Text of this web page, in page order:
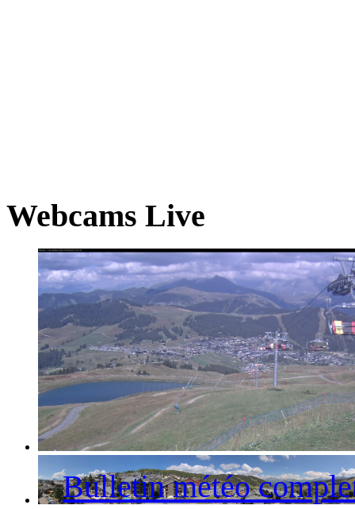
Webcams Live
La station des Saisies et le Mont-Blanc
Bulletin météo